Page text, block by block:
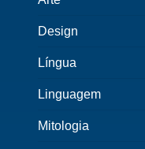
Design
Língua
Linguagem
Mitologia